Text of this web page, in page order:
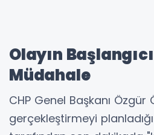
Olayın
Müdahale
CHP Genel Başkanı Özgür
gerçekleştirmeyi